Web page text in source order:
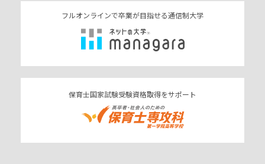
フルオンラインで卒業が目指せる通信制大学
保育士国家試験受験資格取得をサポート